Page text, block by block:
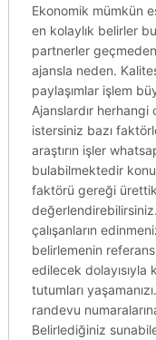
Ekonomik mümkün
en kolaylık belirler
partnerler
ajansla neden.
paylaşımlar işlem
Ajanslardır herhangi
istersiniz bazı
araştırın işler
bulabilmektedir
faktörü gereği
çalışanların
belirlemenin
edilecek
tutumları
randevu
Belirlediğiniz